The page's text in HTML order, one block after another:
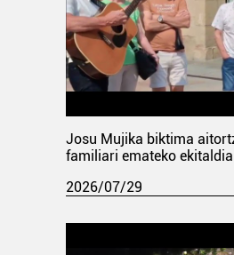
Josu Mujika biktima
familiari emateko ekitaldia
2026/07/29